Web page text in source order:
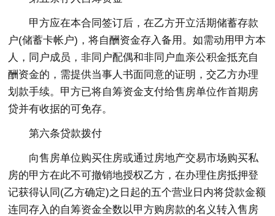
甲方应在本合同签订后，在乙方开立活期储蓄存款
户(储蓄卡帐户)，将自酬资金存入备用。如需动用甲方本
人，同户成员，非同户配偶和非同户血亲公积金抵充自
酬资金的，需提供当事人书面同意的证明，交乙方办理
划款手续。甲方已将自筹资金支付给售房单位作首期房
贷并有收据的可免存。
第六条贷款拨付
向售房单位购买住房或通过房地产交易市场购买私
房的甲方在此不可撤销地授权乙方，在办理住房抵押登
记获得认同(乙方确定)之日起的五个营业日内将贷款金额
连同存入的自筹资金全数以甲方购房款的名义转入售房